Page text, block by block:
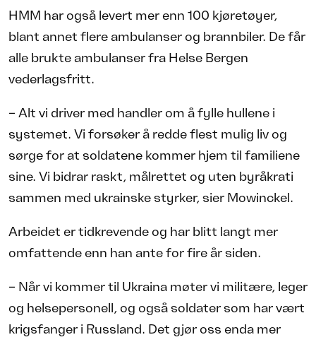
HMM har også levert mer enn 100 kjøretøyer,
blant annet flere ambulanser og brannbiler. De får
alle brukte ambulanser fra Helse Bergen
vederlagsfritt.
– Alt vi driver med handler om å fylle hullene i
systemet. Vi forsøker å redde flest mulig liv og
sørge for at soldatene kommer hjem til familiene
sine. Vi bidrar raskt, målrettet og uten byråkrati
sammen med ukrainske styrker, sier Mowinckel.
Arbeidet er tidkrevende og har blitt langt mer
omfattende enn han ante for fire år siden.
– Når vi kommer til Ukraina møter vi militære, leger
og helsepersonell, og også soldater som har vært
krigsfanger i Russland. Det gjør oss enda mer